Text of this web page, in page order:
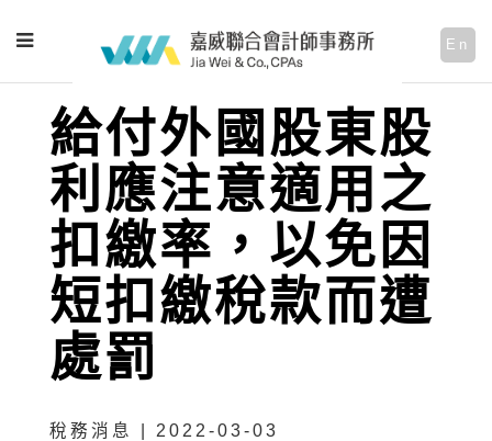
En
給付外國股東股
利應注意適用之
扣繳率，以免因
短扣繳稅款而遭
處罰
稅務消息 | 2022-03-03